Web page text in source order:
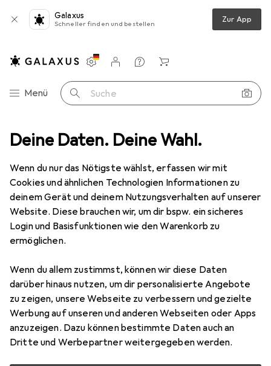
Deine Daten. Deine Wahl.
Wenn du nur das Nötigste wählst, erfassen wir mit
Cookies und ähnlichen Technologien Informationen zu
deinem Gerät und deinem Nutzungsverhalten auf unserer
Website. Diese brauchen wir, um dir bspw. ein sicheres
Login und Basisfunktionen wie den Warenkorb zu
ermöglichen.
Wenn du allem zustimmst, können wir diese Daten
darüber hinaus nutzen, um dir personalisierte Angebote
zu zeigen, unsere Webseite zu verbessern und gezielte
Werbung auf unseren und anderen Webseiten oder Apps
anzuzeigen. Dazu können bestimmte Daten auch an
Dritte und Werbepartner weitergegeben werden.
Galaxus
Schneller finden und bestellen Zur App
Navigation nach Kategorien
Menü Suche
Einstellungen
Kundenkonto
Vergleichslisten
Merklisten
Warenkorb
Kesseböhmer Hochschrank-Front-Vollauszug-Set PEKA/ Standard
5 Bilder
KesseböhmerHochschrank-Front-
Vollauszug-Set PEKA/ Standard
Preis in EUR inkl. MwSt.
EUR
389,–
Bewertungen Marke
Mehr von Kesseböhmer